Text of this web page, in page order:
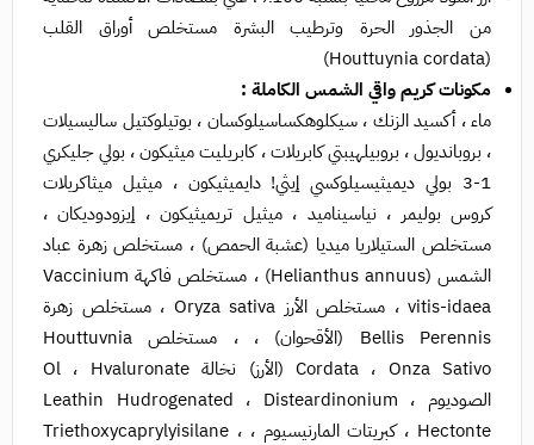
من الجذور الحرة وترطيب البشرة مستخلص أوراق القلب
(Houttuynia cordata)
مكونات كريم واقي الشمس الكاملة :
ماء ، أكسيد الزنك ، سيكلوهكساسيلوكسان ، بوتيلوكتيل ساليسيلات
، بروبانديول ، بروبيلهيبتي كابريلات ، كابريليت ميثيكون ، بولي جليكري
1-3 بولي ديميثيسيلوكسي إيثي! دايميثيكون ، ميثيل ميثاكريلات
كروس بوليمر ، نياسيناميد ، ميثيل تريميثيكون ، إيزودوديكان ،
مستخلص الستيلاريا ميديا (عشبة الحمص) ، مستخلص زهرة عباد
الشمس (Helianthus annuus) ، مستخلص فاكهة Vaccinium
vitis-idaea ، مستخلص الأرز Oryza sativa ، مستخلص زهرة
Bellis Perennis (الأقحوان) ، ، مستخلص Houttuvnia
Cordata ، Onza Sativo (الأرز) نخالة Ol ، Hvaluronate
الصوديوم ، Leathin Hudrogenated ، Disteardinonium
Hectonte ، كبريتات المارنيسيوم ، Triethoxycaprylyisilane ،